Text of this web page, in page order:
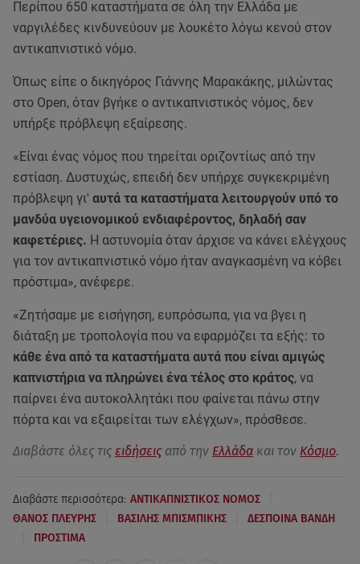
Περίπου 650 καταστήματα σε όλη την Ελλάδα με
ναργιλέδες κινδυνεύουν με λουκέτο λόγω κενού στον
αντικαπνιστικό νόμο.
Όπως είπε ο δικηγόρος Γιάννης Μαρακάκης, μιλώντας
στο Open, όταν βγήκε ο αντικαπνιστικός νόμος, δεν
υπήρξε πρόβλεψη εξαίρεσης.
«Είναι ένας νόμος που τηρείται οριζοντίως από την
εστίαση. Δυστυχώς, επειδή δεν υπήρχε συγκεκριμένη
πρόβλεψη γι' αυτά τα καταστήματα λειτουργούν υπό το
μανδύα υγειονομικού ενδιαφέροντος, δηλαδή σαν
καφετέριες. Η αστυνομία όταν άρχισε να κάνει ελέγχους
για τον αντικαπνιστικό νόμο ήταν αναγκασμένη να κόβει
πρόστιμα», ανέφερε.
«Ζητήσαμε με εισήγηση, ευπρόσωπα, για να βγει η
διάταξη με τροπολογία που να εφαρμόζει τα εξής: το
κάθε ένα από τα καταστήματα αυτά που είναι αμιγώς
καπνιστήρια να πληρώνει ένα τέλος στο κράτος, να
παίρνει ένα αυτοκολλητάκι που φαίνεται πάνω στην
πόρτα και να εξαιρείται των ελέγχων», πρόσθεσε.
Διαβάστε όλες τις ειδήσεις από την Ελλάδα και τον Κόσμο.
Διαβάστε περισσότερα: ΑΝΤΙΚΑΠΝΙΣΤΙΚΟΣ ΝΟΜΟΣ
ΘΑΝΟΣ ΠΛΕΥΡΗΣ ΒΑΣΙΛΗΣ ΜΠΙΣΜΠΙΚΗΣ ΔΕΣΠΟΙΝΑ ΒΑΝΔΗ
ΠΡΟΣΤΙΜΑ